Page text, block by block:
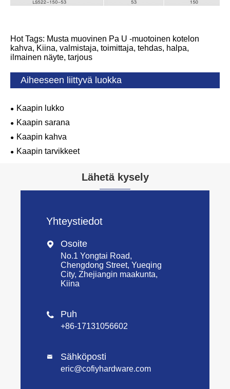
Hot Tags: Musta muovinen Pa U -muotoinen kotelon
kahva, Kiina, valmistaja, toimittaja, tehdas, halpa,
ilmainen näyte, tarjous
Aiheeseen liittyvä luokka
Kaapin lukko
Kaapin sarana
Kaapin kahva
Kaapin tarvikkeet
Lähetä kysely
Yhteystiedot
 Osoite
No.1 Yongtai Road,
Chengdong Street, Yueqing
City, Zhejiangin maakunta,
Kiina
 Puh
+86-17131056602
 Sähköposti
eric@cofiyhardware.com